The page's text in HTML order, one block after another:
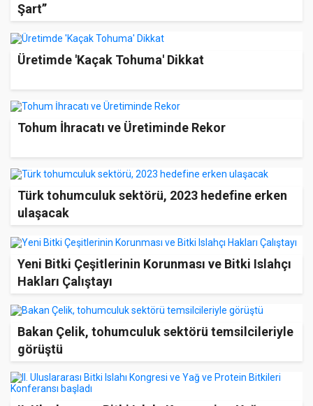
Şart’’
Üretimde 'Kaçak Tohuma' Dikkat
Tohum İhracatı ve Üretiminde Rekor
Türk tohumculuk sektörü, 2023 hedefine erken
ulaşacak
Yeni Bitki Çeşitlerinin Korunması ve Bitki Islahçı
Hakları Çalıştayı
Bakan Çelik, tohumculuk sektörü temsilcileriyle
görüştü